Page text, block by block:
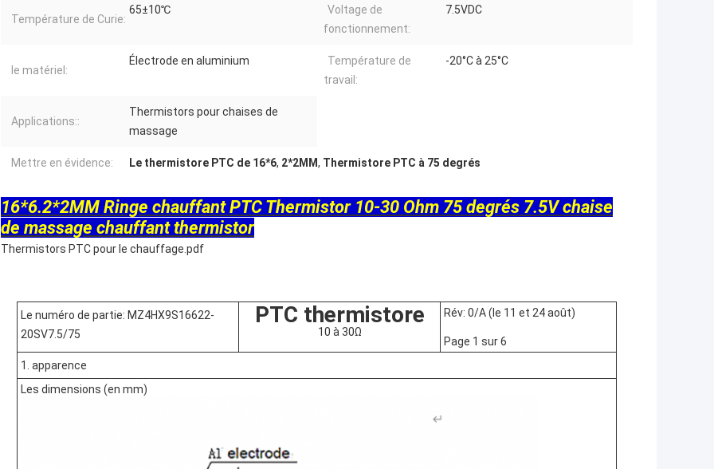
Température de Curie:
65±10℃
Voltage de
fonctionnement:
7.5VDC
le matériel:
Électrode en aluminium
Température de
travail:
-20°C à 25°C
Applications::
Thermistors pour chaises de
massage
Mettre en évidence: Le thermistore PTC de 16*6, 2*2MM, Thermistore PTC à 75 degrés
16*6.2*2MM Ringe chauffant PTC Thermistor 10-30 Ohm 75 degrés 7.5V chaise
de massage chauffant thermistor
Thermistors PTC pour le chauffage.pdf
Le numéro de partie: MZ4HX9S16622-
20SV7.5/75
PTC thermistore
10 à 30Ω
Rév: 0/A (le 11 et 24 août)
Page 1 sur 6
1. apparence
Les dimensions (en mm)